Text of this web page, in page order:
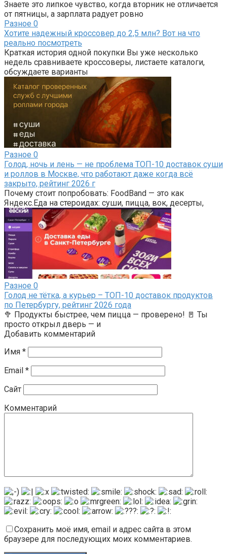
Знаете это липкое чувство, когда вторник не отличается
от пятницы, а зарплата радует ровно
Разное 0
Хотите надежный кроссовер до 2,5 млн? Вот на что
реально посмотреть
Краткая история одной покупки Вы уже несколько
недель сравниваете кроссоверы, листаете каталоги,
обсуждаете варианты
Разное 0
Голод, ночь и лень — не проблема ТОП-10 доставок суши
и роллов в Москве, что работают даже когда всё
закрыто, рейтинг 2026 г
Почему стоит попробовать: FoodBand — это как
Яндекс.Еда на стероидах: суши, пицца, вок, десерты,
Разное 0
Голод не тётка, а курьер – ТОП-10 доставок продуктов
по Петербургу, рейтинг 2026 года
🥦 Продукты быстрее, чем пицца — проверено! 🚪 Ты
просто открыл дверь — и
Добавить комментарий
Имя *
Email *
Сайт
Комментарий
Сохранить моё имя, email и адрес сайта в этом
браузере для последующих моих комментариев.